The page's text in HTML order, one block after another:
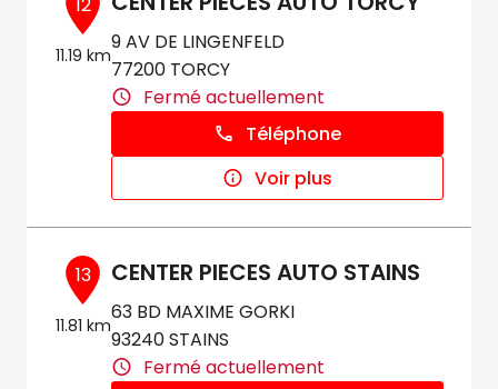
11.19 km
9 AV DE LINGENFELD
77200 TORCY
Fermé actuellement
Téléphone
Voir plus
13
11.81 km
CENTER PIECES AUTO STAINS
63 BD MAXIME GORKI
93240 STAINS
Fermé actuellement